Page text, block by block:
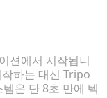
션에서 시작됩니
하는 대신 Tripo
은 단 8초 만에 텍